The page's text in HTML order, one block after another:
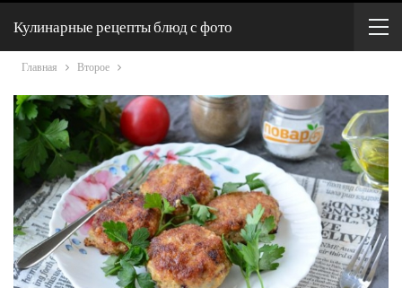
Кулинарные рецепты блюд с фото
Главная Второе